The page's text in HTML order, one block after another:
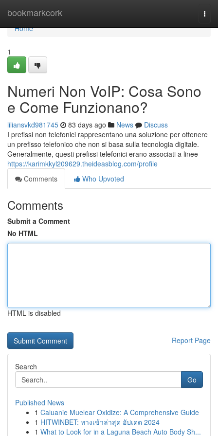
bookmarkcork
Home
Home
1
Numeri Non VoIP: Cosa Sono
e Come Funzionano?
liliansvkd981745 83 days ago News
Discuss
I prefissi non telefonici rappresentano una soluzione per ottenere
un prefisso telefonico che non si basa sulla tecnologia digitale.
Generalmente, questi prefissi telefonici erano associati a linee
https://karimkkyl209629.theideasblog.com/profile
Comments
Who Upvoted
Comments
Submit a Comment
No HTML
HTML is disabled
Report Page
Search
Go
Published News
1 Caluanie Muelear Oxidize: A Comprehensive Guide
1 HITWINBET: ทางเข้าล่าสุด อัปเดต 2024
1 What to Look for in a Laguna Beach Auto Body Sh...